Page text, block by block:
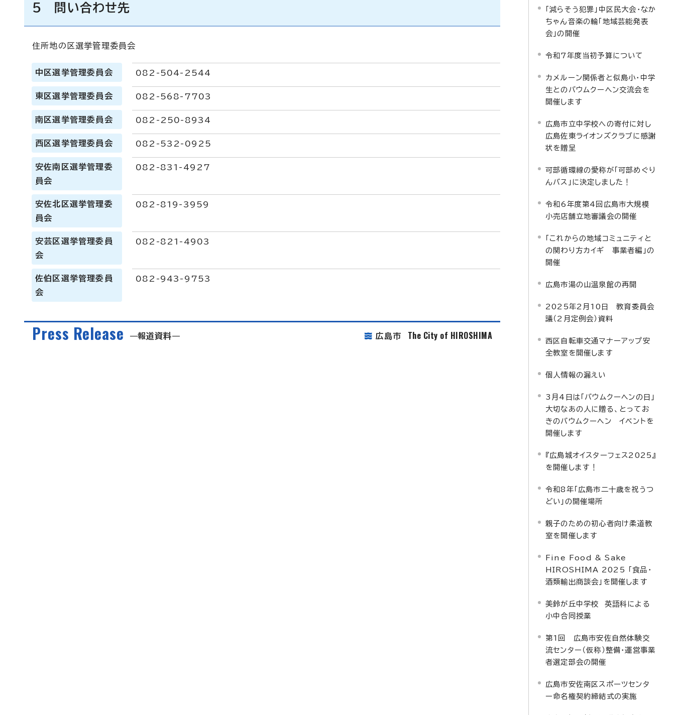
5 問い合わせ先
住所地の区選挙管理委員会
中区選挙管理委員会 082-504-2544
東区選挙管理委員会 082-568-7703
南区選挙管理委員会 082-250-8934
西区選挙管理委員会 082-532-0925
安佐南区選挙管理委
員会
082-831-4927
安佐北区選挙管理委
員会
082-819-3959
安芸区選挙管理委員
会
082-821-4903
佐伯区選挙管理委員
会
082-943-9753
Press Release 報道資料 広島市 The City of HIROSHIMA
「減らそう犯罪」中区民大会・なか
ちゃん音楽の輪「地域芸能発表
会」の開催
令和7年度当初予算について
カメルーン関係者と似島小・中学
生とのバウムクーヘン交流会を
開催します
広島市立中学校への寄付に対し
広島佐東ライオンズクラブに感謝
状を贈呈
可部循環線の愛称が「可部めぐり
んバス」に決定しました！
令和6年度第4回広島市大規模
小売店舗立地審議会の開催
「これからの地域コミュニティと
の関わり方カイギ 事業者編」の
開催
広島市湯の山温泉館の再開
2025年2月10日 教育委員会
議（2月定例会）資料
西区自転車交通マナーアップ安
全教室を開催します
個人情報の漏えい
3月4日は「バウムクーヘンの日」
大切なあの人に贈る、とってお
きのバウムクーヘン イベントを
開催します
『広島城オイスターフェス2025』
を開催します！
令和8年「広島市二十歳を祝うつ
どい」の開催場所
親子のための初心者向け柔道教
室を開催します
Fine Food & Sake
HIROSHIMA 2025 「食品・
酒類輸出商談会」を開催します
美鈴が丘中学校 英語科による
小中合同授業
第1回 広島市安佐自然体験交
流センター（仮称）整備・運営事業
者選定部会の開催
広島市安佐南区スポーツセンタ
ー命名権契約締結式の実施